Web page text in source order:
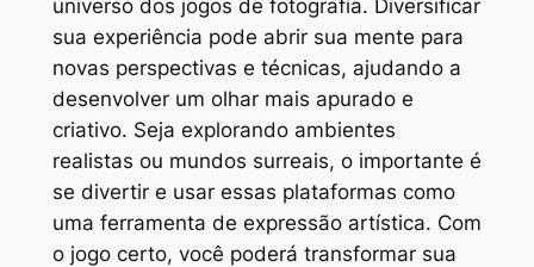
universo dos jogos de fotografia. Diversificar
sua experiência pode abrir sua mente para
novas perspectivas e técnicas, ajudando a
desenvolver um olhar mais apurado e
criativo. Seja explorando ambientes
realistas ou mundos surreais, o importante é
se divertir e usar essas plataformas como
uma ferramenta de expressão artística. Com
o jogo certo, você poderá transformar sua